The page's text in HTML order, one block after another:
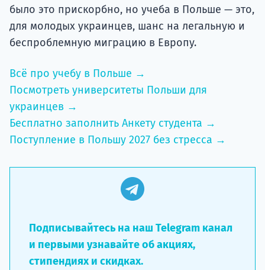
было это прискорбно, но учеба в Польше — это,
для молодых украинцев, шанс на легальную и
беспроблемную миграцию в Европу.
Всё про учебу в Польше →
Посмотреть университеты Польши для
украинцев →
Бесплатно заполнить Анкету студента →
Поступление в Польшу 2027 без стресса →
Подписывайтесь на наш Telegram канал
и первыми узнавайте об акциях,
стипендиях и скидках.